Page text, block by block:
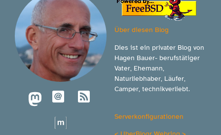
Über diesen Blog
Dies ist ein privater Blog von
Hagen Bauer- berufstätiger
Vater, Ehemann,
Naturliebhaber, Läufer,
Camper, technikverliebt.
Serverkonfigurationen